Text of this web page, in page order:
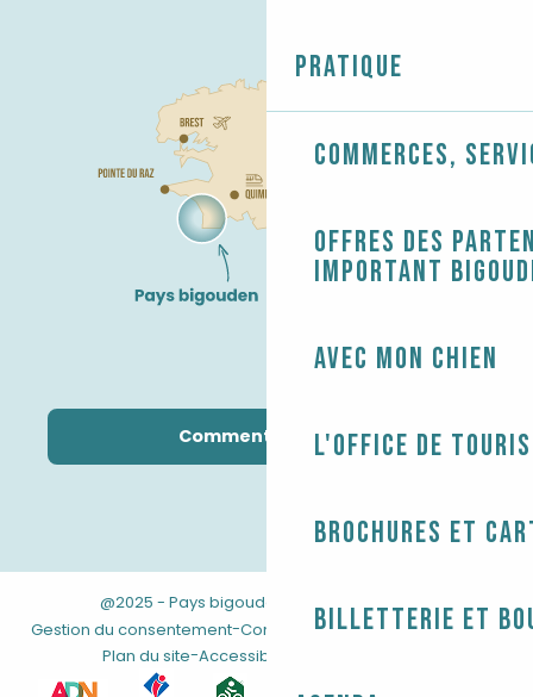
Pratique
Commerces,
Offres des
Important
Avec mon chien
L'Office de
Brochures et
Billetterie et
Comment venir ?
@2025 - Pays bigouden Mentions légales
Gestion du consentement-Conditions générales de vente
-
Plan du site-Accessibilité : non conforme